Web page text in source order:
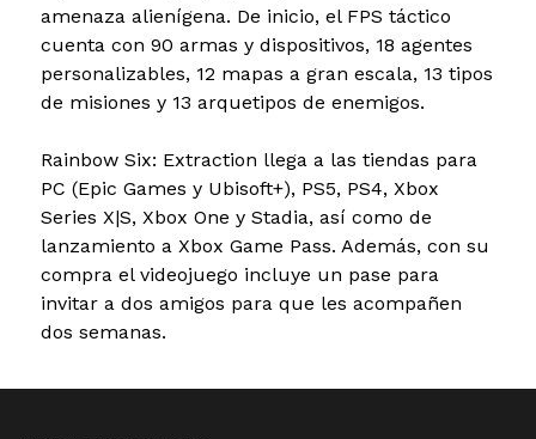
amenaza alienígena. De inicio, el FPS táctico
cuenta con 90 armas y dispositivos, 18 agentes
personalizables, 12 mapas a gran escala, 13 tipos
de misiones y 13 arquetipos de enemigos.
Rainbow Six: Extraction llega a las tiendas para
PC (Epic Games y Ubisoft+), PS5, PS4, Xbox
Series X|S, Xbox One y Stadia, así como de
lanzamiento a Xbox Game Pass. Además, con su
compra el videojuego incluye un pase para
invitar a dos amigos para que les acompañen
dos semanas.